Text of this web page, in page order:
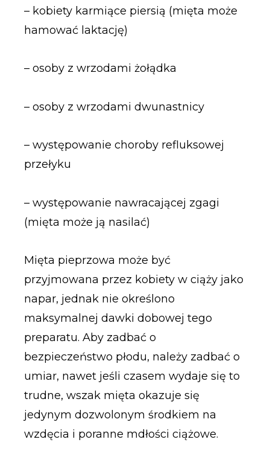
– kobiety karmiące piersią (mięta może
hamować laktację)
– osoby z wrzodami żołądka
– osoby z wrzodami dwunastnicy
– występowanie choroby refluksowej
przełyku
– występowanie nawracającej zgagi
(mięta może ją nasilać)
Mięta pieprzowa może być
przyjmowana przez kobiety w ciąży jako
napar, jednak nie określono
maksymalnej dawki dobowej tego
preparatu. Aby zadbać o
bezpieczeństwo płodu, należy zadbać o
umiar, nawet jeśli czasem wydaje się to
trudne, wszak mięta okazuje się
jedynym dozwolonym środkiem na
wzdęcia i poranne mdłości ciążowe.